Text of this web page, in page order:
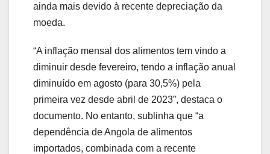
ainda mais devido à recente depreciação da
moeda.
“A inflação mensal dos alimentos tem vindo a
diminuir desde fevereiro, tendo a inflação anual
diminuído em agosto (para 30,5%) pela
primeira vez desde abril de 2023”, destaca o
documento. No entanto, sublinha que “a
dependência de Angola de alimentos
importados, combinada com a recente